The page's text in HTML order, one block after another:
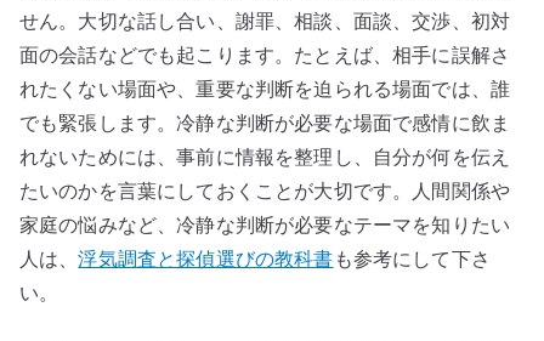
せん。大切な話し合い、謝罪、相談、面談、交渉、初対
面の会話などでも起こります。たとえば、相手に誤解さ
れたくない場面や、重要な判断を迫られる場面では、誰
でも緊張します。冷静な判断が必要な場面で感情に飲ま
れないためには、事前に情報を整理し、自分が何を伝え
たいのかを言葉にしておくことが大切です。人間関係や
家庭の悩みなど、冷静な判断が必要なテーマを知りたい
人は、浮気調査と探偵選びの教科書 も参考にして下さ
い。